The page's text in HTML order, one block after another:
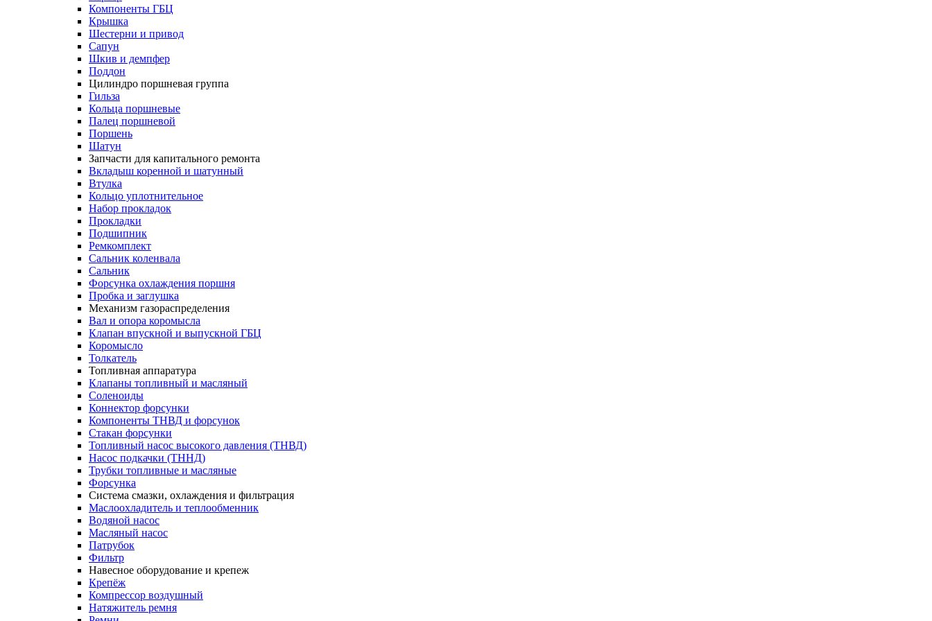
Компоненты ГБЦ
Крышка
Шестерни и привод
Сапун
Шкив и демпфер
Поддон
Цилиндро поршневая группа
Гильза
Кольца поршневые
Палец поршневой
Поршень
Шатун
Запчасти для капитального ремонта
Вкладыш коренной и шатунный
Втулка
Кольцо уплотнительное
Набор прокладок
Прокладки
Подшипник
Ремкомплект
Сальник коленвала
Сальник
Форсунка охлаждения поршня
Пробка и заглушка
Механизм газораспределения
Вал и опора коромысла
Клапан впускной и выпускной ГБЦ
Коромысло
Толкатель
Топливная аппаратура
Клапаны топливный и масляный
Соленоиды
Коннектор форсунки
Компоненты ТНВД и форсунок
Стакан форсунки
Топливный насос высокого давления (ТНВД)
Насос подкачки (ТННД)
Трубки топливные и масляные
Форсунка
Система смазки, охлаждения и фильтрация
Маслоохладитель и теплообменник
Водяной насос
Масляный насос
Патрубок
Фильтр
Навесное оборудование и крепеж
Крепёж
Компрессор воздушный
Натяжитель ремня